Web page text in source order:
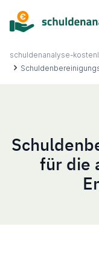
springen
Ablauf
schuldenanalyse-
für die